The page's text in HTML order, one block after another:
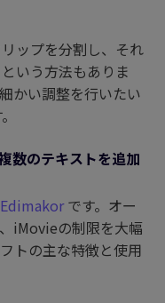
ップを分割し、それ
いう方法もありま
かい調整を行いたい
数のテキストを追加
です。オー
iMovieの制限を大幅
トの主な特徴と使用